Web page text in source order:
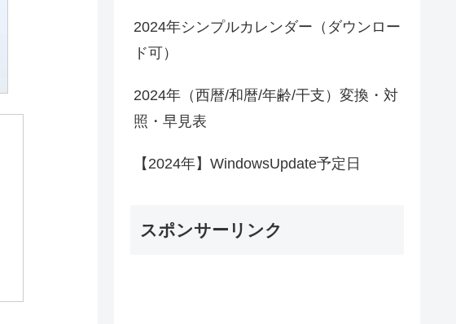
2024年シンプルカレンダー（ダウンロー
ド可）
2024年（西暦/和暦/年齢/干支）変換・対
照・早見表
【2024年】WindowsUpdate予定日
スポンサーリンク